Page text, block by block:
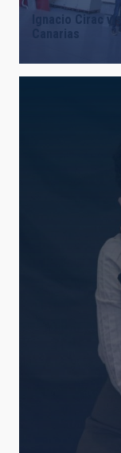
Ignacio Cirac
Canarias